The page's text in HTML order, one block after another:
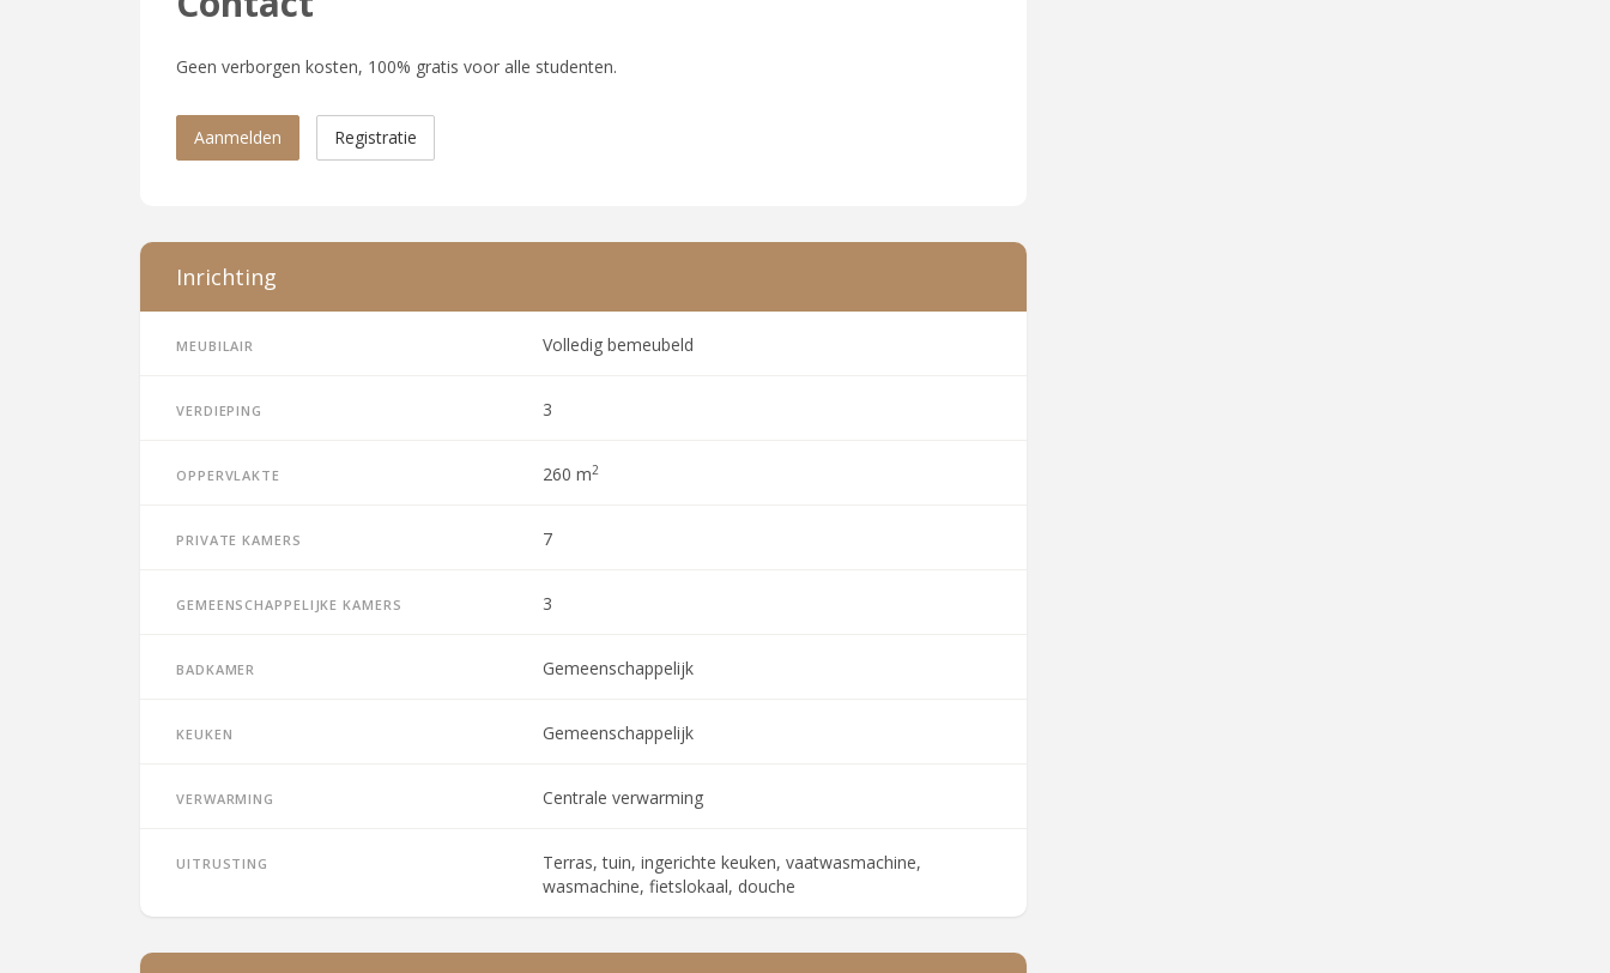
Geen verborgen kosten, 100% gratis voor alle studenten.
Aanmelden Registratie
Inrichting
Meubilair Volledig bemeubeld
Verdieping 3
Oppervlakte 260 m2
Private kamers 7
Gemeenschappelijke kamers 3
Badkamer Gemeenschappelijk
Keuken Gemeenschappelijk
Verwarming Centrale verwarming
Uitrusting
Terras, tuin, ingerichte keuken, vaatwasmachine,
wasmachine, fietslokaal, douche